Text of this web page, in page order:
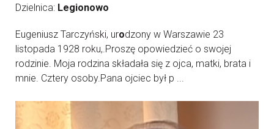
Dzielnica: Legionowo
Eugeniusz Tarczyński, urodzony w Warszawie 23
listopada 1928 roku,.Proszę opowiedzieć o swojej
rodzinie. Moja rodzina składała się z ojca, matki, brata i
mnie. Cztery osoby.Pana ojciec był p ...